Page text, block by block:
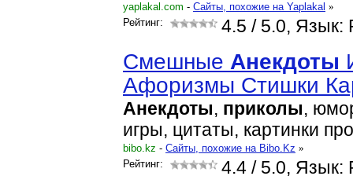
yaplakal.com - Cайты, похожие на Yaplakal »
Рейтинг:
4.5 / 5.0, Язык:
Смешные Анекдоты
Афоризмы Стишки
Анекдоты, приколы,
игры, цитаты, картинки
bibo.kz - Cайты, похожие на Bibo.Kz »
Рейтинг:
4.4 / 5.0, Язык: